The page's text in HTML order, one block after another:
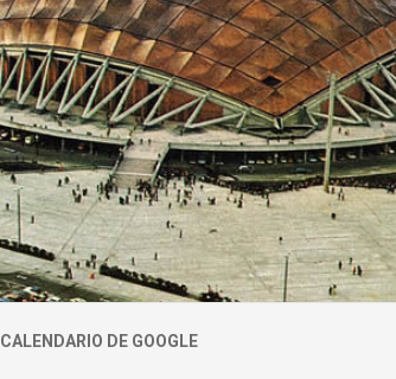
CALENDARIO DE GOOGLE